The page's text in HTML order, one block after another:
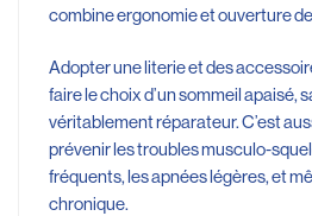
combine ergonomie et ouverture
Adopter une literie et des
faire le choix d’un sommeil apaisé,
véritablement réparateur. C’est
prévenir les troubles musculo-
fréquents, les apnées légères, et
chronique.